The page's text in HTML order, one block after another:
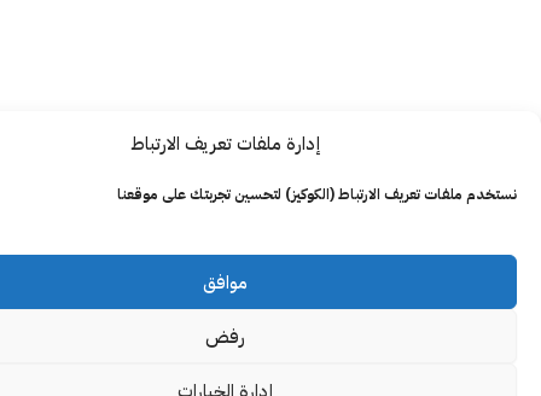
إدارة ملفات تعريف الارتباط
تعريف الارتباط (الكوكيز) لتحسين تجربتك على موقعنا
إدارة الخيارات